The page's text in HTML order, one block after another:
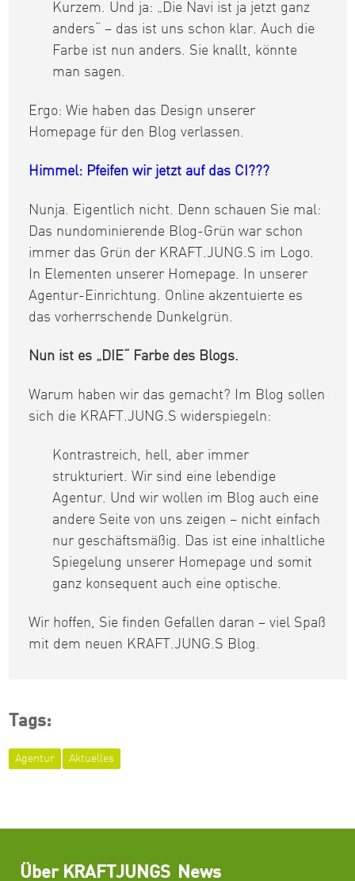
Kurzem. Und ja: „Die Navi ist ja jetzt ganz
anders“ – das ist uns schon klar. Auch die
Farbe ist nun anders. Sie knallt, könnte
man sagen.
Ergo: Wie haben das Design unserer
Homepage für den Blog verlassen.
Himmel: Pfeifen wir jetzt auf das CI???
Nunja. Eigentlich nicht. Denn schauen Sie mal:
Das nundominierende Blog-Grün war schon
immer das Grün der KRAFT.JUNG.S im Logo.
In Elementen unserer Homepage. In unserer
Agentur-Einrichtung. Online akzentuierte es
das vorherrschende Dunkelgrün.
Nun ist es „DIE“ Farbe des Blogs.
Warum haben wir das gemacht? Im Blog sollen
sich die KRAFT.JUNG.S widerspiegeln:
Kontrastreich, hell, aber immer
strukturiert. Wir sind eine lebendige
Agentur. Und wir wollen im Blog auch eine
andere Seite von uns zeigen – nicht einfach
nur geschäftsmäßig. Das ist eine inhaltliche
Spiegelung unserer Homepage und somit
ganz konsequent auch eine optische.
Wir hoffen, Sie finden Gefallen daran – viel Spaß
mit dem neuen KRAFT.JUNG.S Blog.
Tags:
Agentur Aktuelles
Über KRAFTJUNGS News